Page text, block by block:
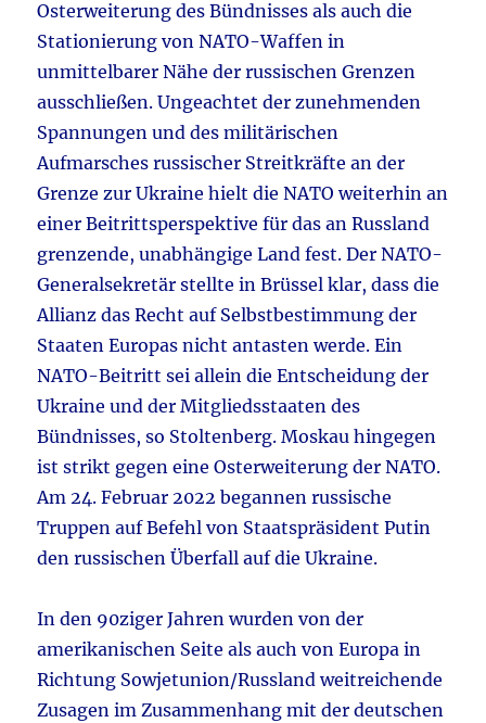
Osterweiterung des Bündnisses als auch die
Stationierung von NATO-Waffen in
unmittelbarer Nähe der russischen Grenzen
ausschließen. Ungeachtet der zunehmenden
Spannungen und des militärischen
Aufmarsches russischer Streitkräfte an der
Grenze zur Ukraine hielt die NATO weiterhin an
einer Beitrittsperspektive für das an Russland
grenzende, unabhängige Land fest. Der NATO-
Generalsekretär stellte in Brüssel klar, dass die
Allianz das Recht auf Selbstbestimmung der
Staaten Europas nicht antasten werde. Ein
NATO-Beitritt sei allein die Entscheidung der
Ukraine und der Mitgliedsstaaten des
Bündnisses, so Stoltenberg. Moskau hingegen
ist strikt gegen eine Osterweiterung der NATO.
Am 24. Februar 2022 begannen russische
Truppen auf Befehl von Staatspräsident Putin
den russischen Überfall auf die Ukraine.
In den 90ziger Jahren wurden von der
amerikanischen Seite als auch von Europa in
Richtung Sowjetunion/Russland weitreichende
Zusagen im Zusammenhang mit der deutschen